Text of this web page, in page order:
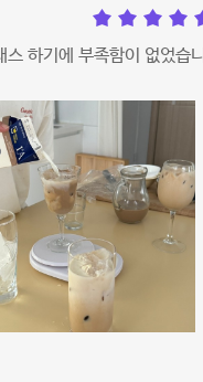
하기에 부족함이 없었습니